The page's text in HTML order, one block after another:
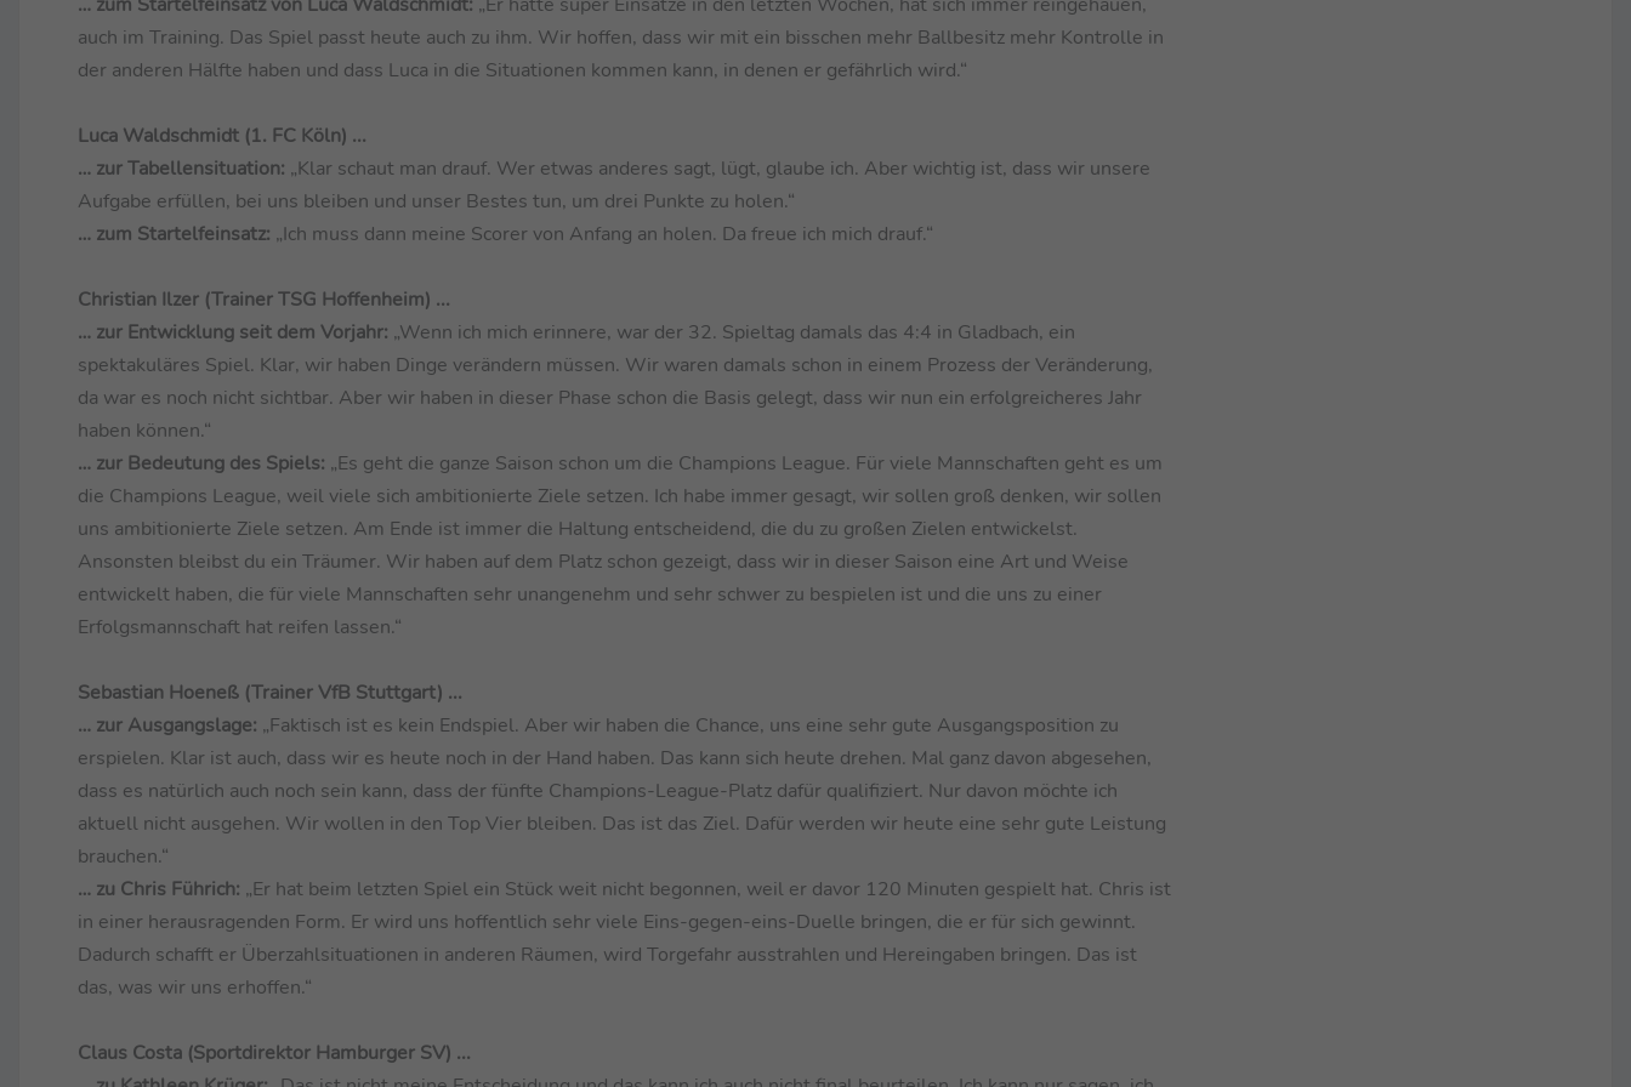
auch im Training. Das Spiel passt heute auch zu ihm. Wir hoffen, dass wir mit ein bisschen mehr Ballbesitz mehr Kontrolle in
der anderen Hälfte haben und dass Luca in die Situationen kommen kann, in denen er gefährlich wird.“
Luca Waldschmidt (1. FC Köln) ...
… zur Tabellensituation: „Klar schaut man drauf. Wer etwas anderes sagt, lügt, glaube ich. Aber wichtig ist, dass wir unsere
Aufgabe erfüllen, bei uns bleiben und unser Bestes tun, um drei Punkte zu holen.“
… zum Startelfeinsatz: „Ich muss dann meine Scorer von Anfang an holen. Da freue ich mich drauf.“
Christian Ilzer (Trainer TSG Hoffenheim) ...
… zur Entwicklung seit dem Vorjahr: „Wenn ich mich erinnere, war der 32. Spieltag damals das 4:4 in Gladbach, ein
spektakuläres Spiel. Klar, wir haben Dinge verändern müssen. Wir waren damals schon in einem Prozess der Veränderung,
da war es noch nicht sichtbar. Aber wir haben in dieser Phase schon die Basis gelegt, dass wir nun ein erfolgreicheres Jahr
haben können.“
… zur Bedeutung des Spiels: „Es geht die ganze Saison schon um die Champions League. Für viele Mannschaften geht es um
die Champions League, weil viele sich ambitionierte Ziele setzen. Ich habe immer gesagt, wir sollen groß denken, wir sollen
uns ambitionierte Ziele setzen. Am Ende ist immer die Haltung entscheidend, die du zu großen Zielen entwickelst.
Ansonsten bleibst du ein Träumer. Wir haben auf dem Platz schon gezeigt, dass wir in dieser Saison eine Art und Weise
entwickelt haben, die für viele Mannschaften sehr unangenehm und sehr schwer zu bespielen ist und die uns zu einer
Erfolgsmannschaft hat reifen lassen.“
Sebastian Hoeneß (Trainer VfB Stuttgart) ...
… zur Ausgangslage: „Faktisch ist es kein Endspiel. Aber wir haben die Chance, uns eine sehr gute Ausgangsposition zu
erspielen. Klar ist auch, dass wir es heute noch in der Hand haben. Das kann sich heute drehen. Mal ganz davon abgesehen,
dass es natürlich auch noch sein kann, dass der fünfte Champions-League-Platz dafür qualifiziert. Nur davon möchte ich
aktuell nicht ausgehen. Wir wollen in den Top Vier bleiben. Das ist das Ziel. Dafür werden wir heute eine sehr gute Leistung
brauchen.“
… zu Chris Führich: „Er hat beim letzten Spiel ein Stück weit nicht begonnen, weil er davor 120 Minuten gespielt hat. Chris ist
in einer herausragenden Form. Er wird uns hoffentlich sehr viele Eins-gegen-eins-Duelle bringen, die er für sich gewinnt.
Dadurch schafft er Überzahlsituationen in anderen Räumen, wird Torgefahr ausstrahlen und Hereingaben bringen. Das ist
das, was wir uns erhoffen.“
Claus Costa (Sportdirektor Hamburger SV) ...